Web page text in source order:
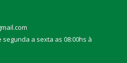
a sexta as 08:00hs à